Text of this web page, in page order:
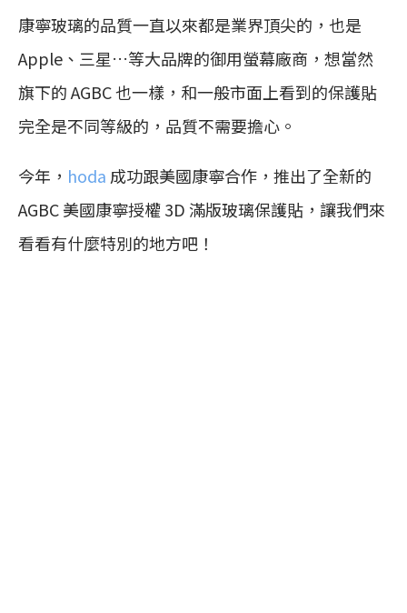
康寧玻璃的品質一直以來都是業界頂尖的，也是
Apple、三星…等大品牌的御用螢幕廠商，想當然
旗下的 AGBC 也一樣，和一般市面上看到的保護貼
完全是不同等級的，品質不需要擔心。
今年， hoda 成功跟美國康寧合作，推出了全新的
AGBC 美國康寧授權 3D 滿版玻璃保護貼，讓我們來
看看有什麼特別的地方吧！